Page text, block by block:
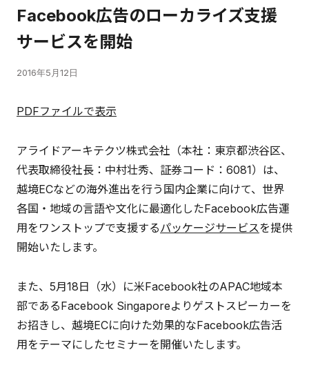
Facebook広告のローカライズ支援
サービスを開始
2016年5月12日
PDFファイルで表示
アライドアーキテクツ株式会社（本社：東京都渋谷区、
代表取締役社長：中村壮秀、証券コード：6081）は、
越境ECなどの海外進出を行う国内企業に向けて、世界
各国・地域の言語や文化に最適化したFacebook広告運
用をワンストップで支援する パッケージサービスを提供
開始いたします。
また、5月18日（水）に米Facebook社のAPAC地域本
部であるFacebook Singaporeよりゲストスピーカーを
お招きし、越境ECに向けた効果的なFacebook広告活
用をテーマにしたセミナーを開催いたします。